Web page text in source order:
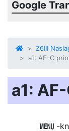
Google
Z6III
a1: AF-C
a1:
G -